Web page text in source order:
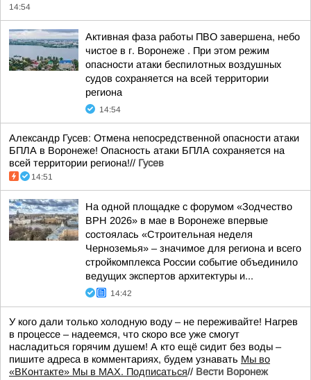
14:54
Активная фаза работы ПВО завершена, небо
чистое в г. Воронеже . При этом режим
опасности атаки беспилотных воздушных
судов сохраняется на всей территории
региона
14:54
Александр Гусев: Отмена непосредственной опасности атаки
БПЛА в Воронеже! Опасность атаки БПЛА сохраняется на
всей территории региона!// Гусев
14:51
На одной площадке с форумом «Зодчество
ВРН 2026» в мае в Воронеже впервые
состоялась «Строительная неделя
Черноземья» – значимое для региона и всего
стройкомплекса России событие объединило
ведущих экспертов архитектуры и...
14:42
У кого дали только холодную воду – не переживайте! Нагрев
в процессе – надеемся, что скоро все уже смогут
насладиться горячим душем! А кто ещё сидит без воды –
пишите адреса в комментариях, будем узнавать Мы во
«ВКонтакте» Мы в MAX. Подписаться// Вести Воронеж